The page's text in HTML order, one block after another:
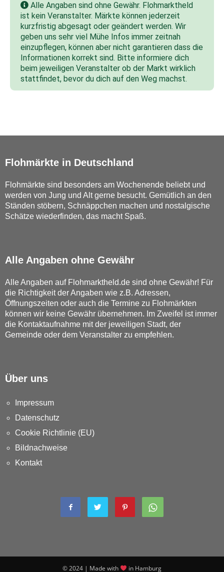
Alle Angaben sind ohne Gewähr. Flohmarktheld
ist kein Veranstalter. Märkte können jederzeit
kurzfristig abgesagt oder geändert werden. Wir
geben uns sehr viel Mühe Infos immer zeitnah
einzupflegen, können aber nicht garantieren dass die
Informationen korrekt sind. Bitte informiere dich
beim jeweiligen Veranstalter ob der Markt wirklich
stattfindet, bevor du dich auf den Weg machst.
Flohmärkte in Deutschland
Flohmärkte sind besonders am Wochenende beliebt und
werden von Jung und Alt gerne besucht. Gemütlich an den
Ständen stöbern, Schnäppchen machen und nostalgische
Schätze wiederfinden, das macht Spaß.
Alle Angaben ohne Gewähr
Alle Angaben auf Flohmarktheld.de sind ohne Gewähr! Für
die Richtigkeit der Angaben wie z.B. Adressen,
Öffnungszeiten oder auch die Termine zu Flohmärkten
können wir keine Gewähr übernehmen. Im Zweifel ist immer
die Kontaktaufnahme mit der jeweiligen Stadt, der
Gemeinde oder dem Veranstalter zu empfehlen.
Über uns
Impressum
Datenschutz
Cookie Richtlinie (EU)
Bildnachweise
Kontakt
© 2024 | Made with in Hamburg